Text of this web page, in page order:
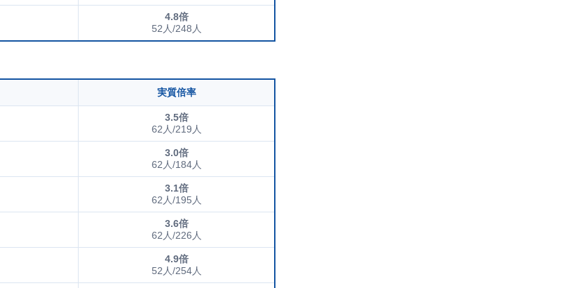
4.8倍
52人/248人
実質倍率
3.5倍
62人/219人
3.0倍
62人/184人
3.1倍
62人/195人
3.6倍
62人/226人
4.9倍
52人/254人